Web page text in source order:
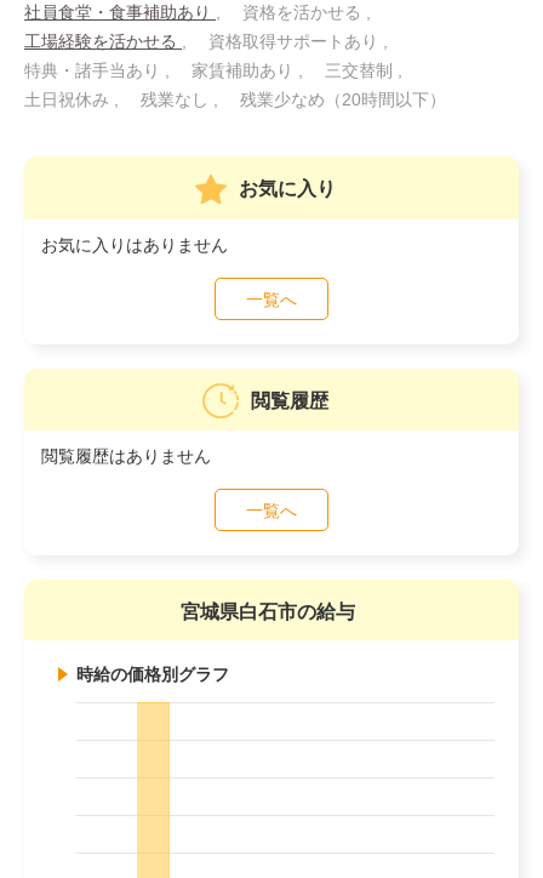
社員食堂・食事補助あり
資格を活かせる
工場経験を活かせる
資格取得サポートあり
特典・諸手当あり
家賃補助あり
三交替制
土日祝休み
残業なし 残業少なめ（20時間以下）
お気に入り
お気に入りはありません
一覧へ
閲覧履歴
閲覧履歴はありません
一覧へ
宮城県白石市の給与
時給の価格別グラフ